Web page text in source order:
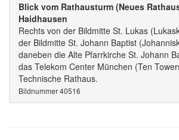
Blick vom Rathausturm (Neues
Haidhausen
Rechts von der Bildmitte St. Lukas
der Bildmitte St. Johann Baptist
daneben die Alte Pfarrkirche St. Johann
das Telekom Center München (Ten
Technische Rathaus.
Bildnummer 40516